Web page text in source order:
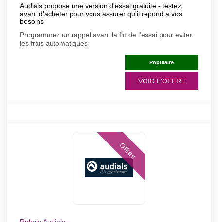
Audials propose une version d'essai gratuite - testez
avant d'acheter pour vous assurer qu'il repond a vos
besoins
Programmez un rappel avant la fin de l'essai pour eviter
les frais automatiques
Populaire
VOIR L'OFFRE
Offres